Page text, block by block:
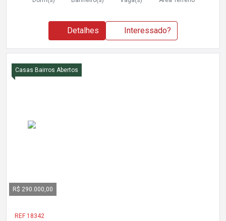
Detalhes Interessado?
Casas Bairros Abertos
R$ 290.000,00
REF 18342